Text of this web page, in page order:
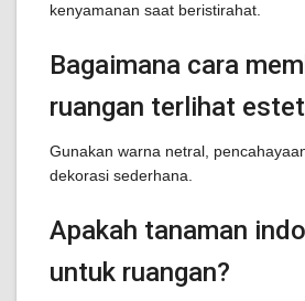
kenyamanan saat beristirahat.
Bagaimana cara
ruangan terlihat
Gunakan warna netral,
dekorasi sederhana.
Apakah tanaman
untuk ruangan?